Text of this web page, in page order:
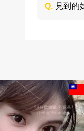
Q. 見到的